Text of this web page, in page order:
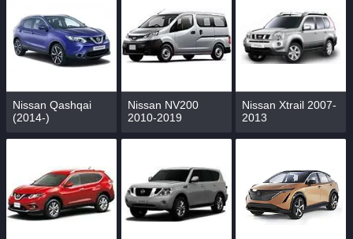
Nissan Qashqai
(2014-)
Nissan NV200
2010-2019
Nissan Xtrail 2007-
2013